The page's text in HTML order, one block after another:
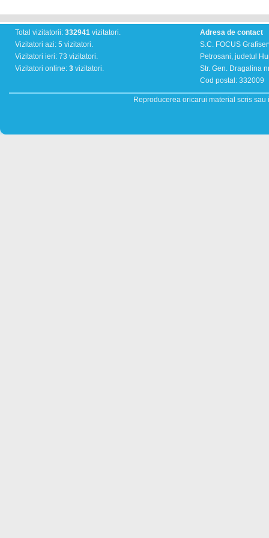
Total vizitatorii: 332941 vizitatori.
Vizitatori azi: 5 vizitatori.
Vizitatori ieri: 73 vizitatori.
Vizitatori online: 3 vizitatori.
Adresa de contact
S.C. FOCUS
Petrosani, judetul
Str. Gen. Dragalina
Cod postal: 332009
Reproducerea oricarui material scris